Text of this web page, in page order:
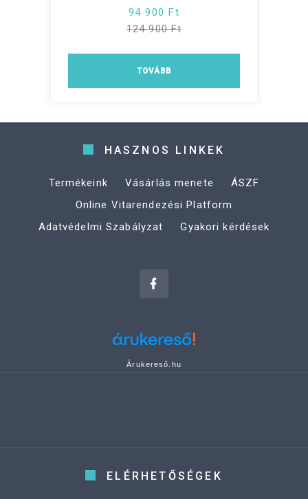
94 900 Ft
124 900 Ft
TOVÁBB
HASZNOS LINKEK
Termékeink Vásárlás menete
ÁSZF
Online Vitarendezési Platform
Adatvédelmi Szabályzat
Gyakori kérdések
Árukereső.hu
ELÉRHETŐSÉGEK